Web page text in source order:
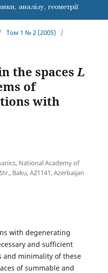
Том 1 № 2 (2005)
/
the spacesL
of
with
National Academy of
Baku, AZ1141, Azerbaijan
with degenerating
and sufficient
and minimality of these
of summable and